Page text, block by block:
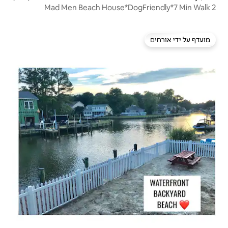
Mad Men Beach